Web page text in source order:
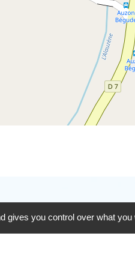
gives you control over what you